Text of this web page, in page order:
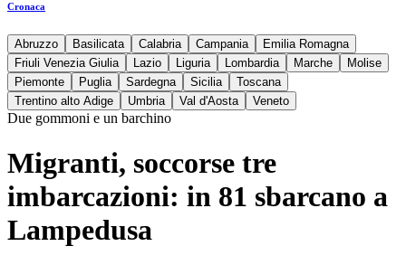
Cronaca
Abruzzo Basilicata Calabria Campania
Emilia Romagna
Friuli Venezia Giulia
Lazio Liguria Lombardia Marche
Molise
Piemonte
Puglia Sardegna Sicilia
Toscana
Trentino alto Adige
Umbria Val d'Aosta Veneto
Due gommoni e un barchino
Migranti, soccorse tre
imbarcazioni: in 81 sbarcano a
Lampedusa